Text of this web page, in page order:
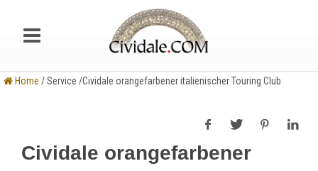
Home / Service /Cividale orangefarbener italienischer Touring Club
Cividale orangefarbener